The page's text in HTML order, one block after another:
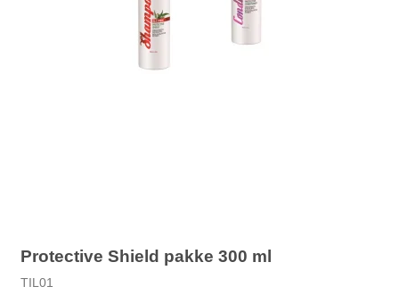
Protective Shield pakke 300 ml
TIL01